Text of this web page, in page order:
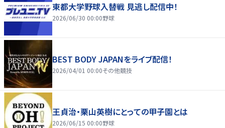
東都大学野球入替戦 見逃し配信中！
2026/06/30 00:00野球
BEST BODY JAPANをライブ配信！
2026/04/01 00:00その他競技
王貞治・栗山英樹にとっての甲子園とは
2026/06/15 00:00野球